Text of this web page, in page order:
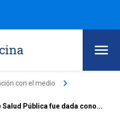
con el medio keyboard_arrow_right
Pública fue dada cono...